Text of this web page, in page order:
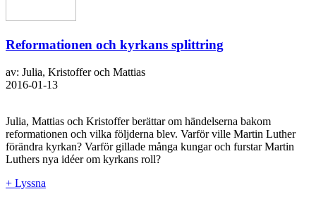
Reformationen och kyrkans splittring
av: Julia, Kristoffer och Mattias
2016-01-13
Julia, Mattias och Kristoffer berättar om händelserna bakom
reformationen och vilka följderna blev. Varför ville Martin Luther
förändra kyrkan? Varför gillade många kungar och furstar Martin
Luthers nya idéer om kyrkans roll?
+ Lyssna